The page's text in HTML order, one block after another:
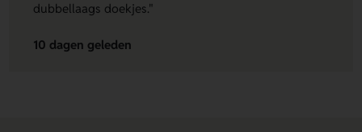
dubbellaags doekjes."
10 dagen geleden